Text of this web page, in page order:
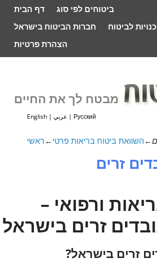
דף הבית
ביטוחים לפי סוג
חברות הביטוח בישראל
לביטוח
הצהרת פרטיות
מבטח לך את החיים
Русский
| عربي |
English
←השוואת ביטוח בריאות פרטי←ראשי
זרים
ורפואי –
זרים בישראל
זרים בישראל?